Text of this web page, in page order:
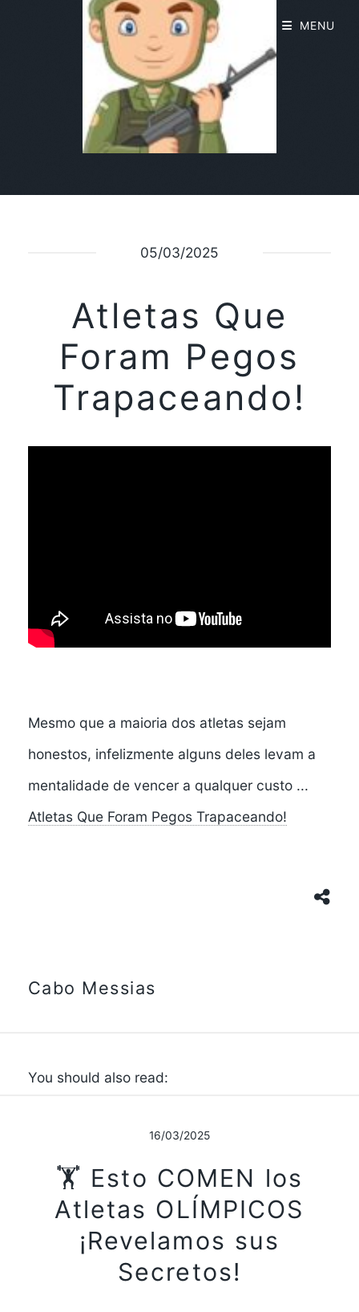
05/03/2025
Atletas Que
Foram Pegos
Trapaceando!
Mesmo que a maioria dos atletas sejam
honestos, infelizmente alguns deles levam a
mentalidade de vencer a qualquer custo ...
Atletas Que Foram Pegos Trapaceando!
Cabo Messias
You should also read:
16/03/2025
🏋️ Esto COMEN los
Atletas OLÍMPICOS
¡Revelamos sus
Secretos!
MENU